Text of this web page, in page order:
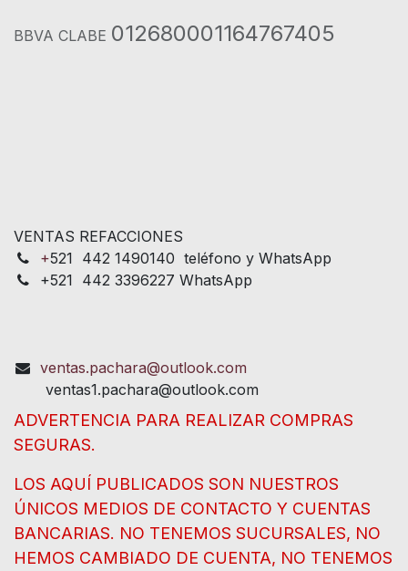
BBVA CLABE 012680001164767405
VENTAS REFACCIONES
+521 442 1490140 teléfono y WhatsApp
+521 442 3396227 WhatsApp
ventas.pachara@outlook.com
ventas1.pachara@outlook.com
ADVERTENCIA PARA REALIZAR COMPRAS
SEGURAS.
LOS AQUÍ PUBLICADOS SON NUESTROS
ÚNICOS MEDIOS DE CONTACTO Y CUENTAS
BANCARIAS. NO TENEMOS SUCURSALES, NO
HEMOS CAMBIADO DE CUENTA, NO TENEMOS